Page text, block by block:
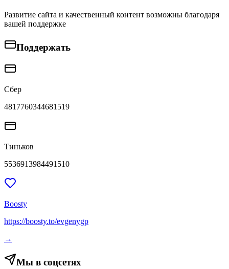
Развитие сайта и качественный контент возможны благодаря
вашей поддержке
Поддержать
Сбер
4817760344681519
Тиньков
5536913984491510
Boosty
https://boosty.to/evgenygp
→
Мы в соцсетях